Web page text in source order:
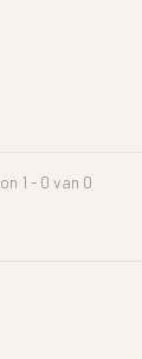
1 - 0 van 0